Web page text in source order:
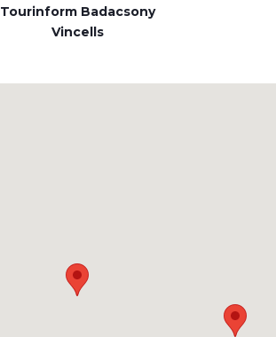
Tourinform Badacsony
Vincells